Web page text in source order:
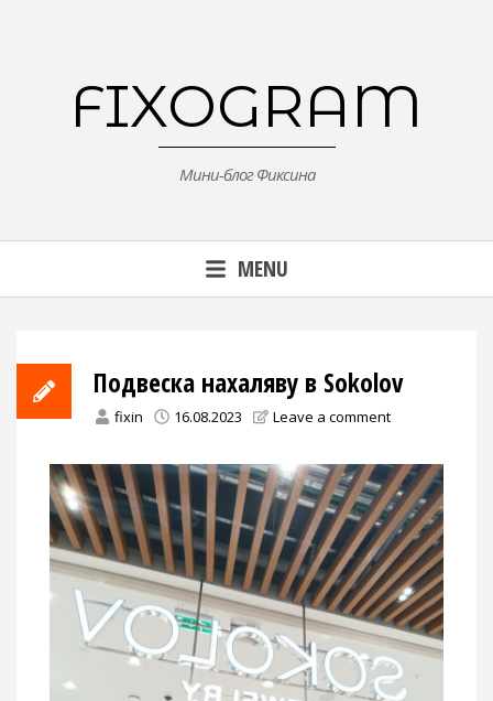
FIXOGRAM
Мини-блог Фиксина
MENU
Подвеска нахаляву в Sokolov
fixin 16.08.2023 Leave a comment